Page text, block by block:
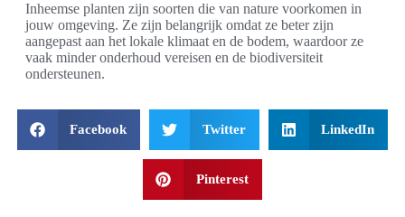
Inheemse planten zijn soorten die van nature voorkomen in
jouw omgeving. Ze zijn belangrijk omdat ze beter zijn
aangepast aan het lokale klimaat en de bodem, waardoor ze
vaak minder onderhoud vereisen en de biodiversiteit
ondersteunen.
Facebook Twitter LinkedIn
Pinterest